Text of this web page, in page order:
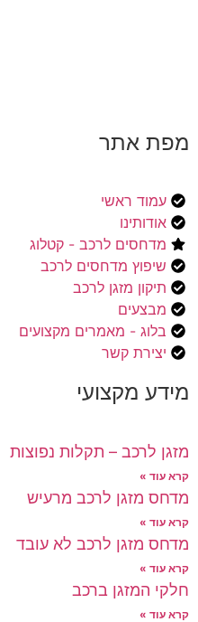
מפת אתר
עמוד ראשי
אודותינו
מדחסים לרכב - קטלוג
שיפוץ מדחסים לרכב
תיקון מזגן לרכב
מבצעים
בלוג - מאמרים מקצועים
יצירת קשר
מידע מקצועי
מזגן לרכב – תקלות נפוצות
קרא עוד »
מדחס מזגן לרכב מרעיש
קרא עוד »
מדחס מזגן לרכב לא עובד
קרא עוד »
חלקי המזגן ברכב
קרא עוד »